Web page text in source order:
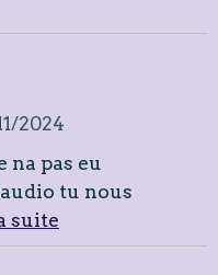
2024
na pas eu
tu nous
suite